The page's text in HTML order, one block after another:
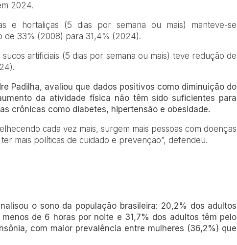
2024.
e hortaliças (5 dias por semana ou mais) manteve-se
de 33% (2008) para 31,4% (2024).
artificiais (5 dias por semana ou mais) teve redução de
Padilha, avaliou que dados positivos como diminuição do
da atividade física não têm sido suficientes para
crônicas como diabetes, hipertensão e obesidade.
cada vez mais, surgem mais pessoas com doenças
mais políticas de cuidado e prevenção”, defendeu.
o sono da população brasileira: 20,2% dos adultos
de 6 horas por noite e 31,7% dos adultos têm pelo
com maior prevalência entre mulheres (36,2%) que